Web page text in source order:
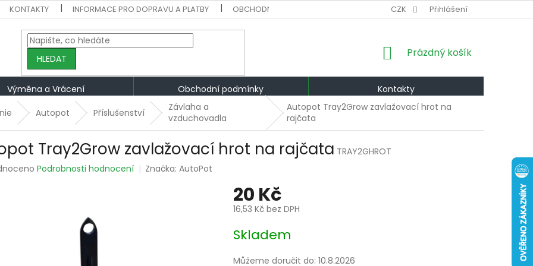
KONTAKTY INFORMACE PRO DOPRAVU A PLATBY OBCHODNÍ PODMÍNKY VÝMĚNA A VRÁCENÍ PODMÍNKY OCHRANY
CZK Přihlášení
HLEDAT
NÁKUPNÍ
Prázdný košík
Výměna a Vrácení Obchodní podmínky
Kontakty
Autopot Příslušenství
Závlaha a
vzduchovadla
Autopot Tray2Grow zavlažovací hrot na
rajčata
Tray2Grow zavlažovací hrot na rajčata TRAY2GHROT
Podrobnosti hodnocení Značka:AutoPot
20 Kč
16,53 Kč bez DPH
cena:
Skladem
Můžeme doručit do: 10.8.2026